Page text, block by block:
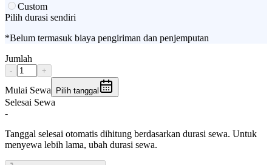
Custom
Pilih durasi sendiri
*Belum termasuk biaya pengiriman dan penjemputan
Jumlah
- +
Mulai Sewa Pilih tanggal
Selesai Sewa
-
Tanggal selesai otomatis dihitung berdasarkan durasi sewa. Untuk
menyewa lebih lama, ubah durasi sewa.